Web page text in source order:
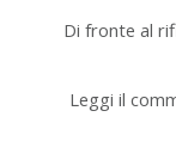
Di fronte al
Leggi il